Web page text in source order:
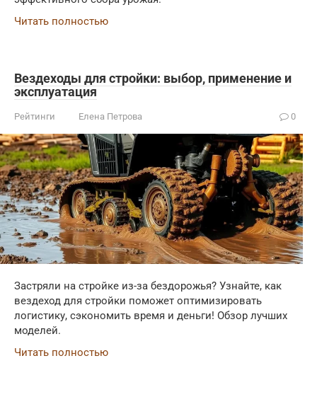
Читать полностью
Вездеходы для стройки: выбор, применение и
эксплуатация
Рейтинги Елена Петрова 0
Застряли на стройке из-за бездорожья? Узнайте, как
вездеход для стройки поможет оптимизировать
логистику, сэкономить время и деньги! Обзор лучших
моделей.
Читать полностью